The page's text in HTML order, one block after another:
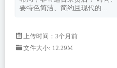
要特色简洁、简约且现代的...
上传时间：3个月前
文件大小: 12.29M